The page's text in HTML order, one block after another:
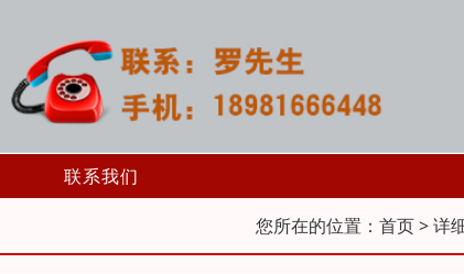
联系我们
您所在的位置： 首页> 详